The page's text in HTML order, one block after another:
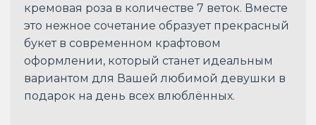
кремовая роза в количестве 7 веток. Вместе
это нежное сочетание образует прекрасный
букет в современном крафтовом
оформлении, который станет идеальным
вариантом для Вашей любимой девушки в
подарок на день всех влюблённых.